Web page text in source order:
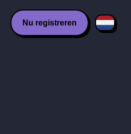
Nu registreren